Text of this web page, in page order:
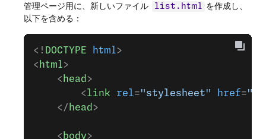
管理ページ用に、新しいファイル
list.html
を作成し、
以下を含める：
<! DOCTYPE html>
< html>
    <
head >
        <
link rel="stylesheet" href=
    </
head >
    <
body>